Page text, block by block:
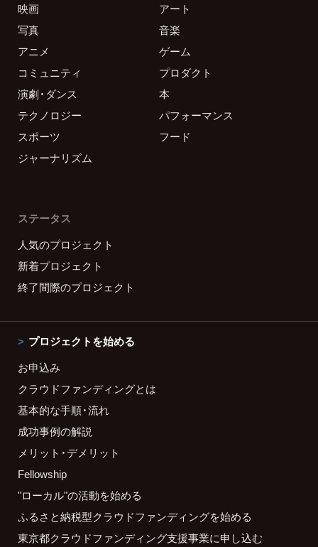
映画
アート
写真
音楽
アニメ
ゲーム
コミュニティ
プロダクト
演劇・ダンス
本
テクノロジー
パフォーマンス
スポーツ
フード
ジャーナリズム
ステータス
人気のプロジェクト
新着プロジェクト
終了間際のプロジェクト
プロジェクトを始める
お申込み
クラウドファンディングとは
基本的な手順・流れ
成功事例の解説
メリット・デメリット
Fellowship
"ローカル"の活動を始める
ふるさと納税型クラウドファンディングを始める
東京都クラウドファンディング支援事業に申し込む